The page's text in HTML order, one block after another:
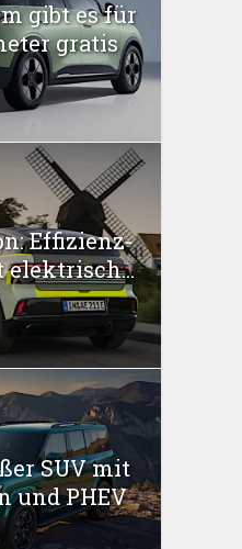
gibt es für
gratis
Effizienz-
SUV mit
und PHEV